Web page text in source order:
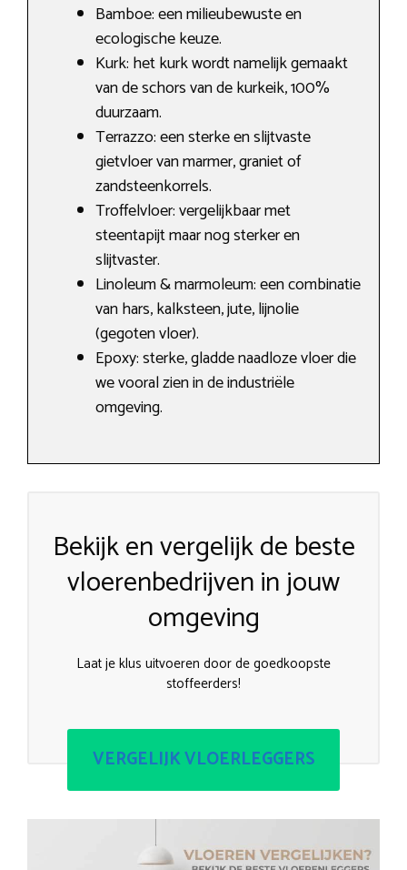
Bamboe: een milieubewuste en
ecologische keuze.
Kurk: het kurk wordt namelijk gemaakt
van de schors van de kurkeik, 100%
duurzaam.
Terrazzo: een sterke en slijtvaste
gietvloer van marmer, graniet of
zandsteenkorrels.
Troffelvloer: vergelijkbaar met
steentapijt maar nog sterker en
slijtvaster.
Linoleum & marmoleum: een combinatie
van hars, kalksteen, jute, lijnolie
(gegoten vloer).
Epoxy: sterke, gladde naadloze vloer die
we vooral zien in de industriële
omgeving.
Bekijk en vergelijk de beste
vloerenbedrijven in jouw
omgeving
Laat je klus uitvoeren door de goedkoopste
stoffeerders!
VERGELIJK VLOERLEGGERS